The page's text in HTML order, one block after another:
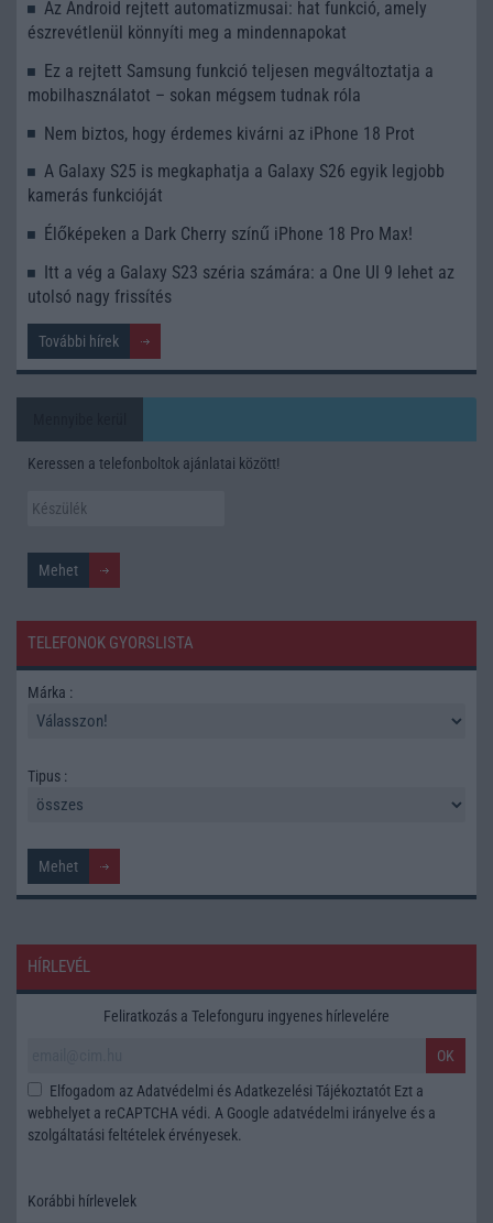
Az Android rejtett automatizmusai: hat funkció, amely
észrevétlenül könnyíti meg a mindennapokat
Ez a rejtett Samsung funkció teljesen megváltoztatja a
mobilhasználatot – sokan mégsem tudnak róla
Nem biztos, hogy érdemes kivárni az iPhone 18 Prot
A Galaxy S25 is megkaphatja a Galaxy S26 egyik legjobb
kamerás funkcióját
Élőképeken a Dark Cherry színű iPhone 18 Pro Max!
Itt a vég a Galaxy S23 széria számára: a One UI 9 lehet az
utolsó nagy frissítés
További hírek
Keressen a telefonboltok ajánlatai között!
TELEFONOK GYORSLISTA
Márka :
Tipus :
HÍRLEVÉL
Feliratkozás a Telefonguru ingyenes hírlevelére
OK
Elfogadom azAdatvédelmi és Adatkezelési Tájékoztatót Ezt a
webhelyet a reCAPTCHA védi. A Google adatvédelmi irányelve és a
szolgáltatási feltételek érvényesek.
Korábbi hírlevelek